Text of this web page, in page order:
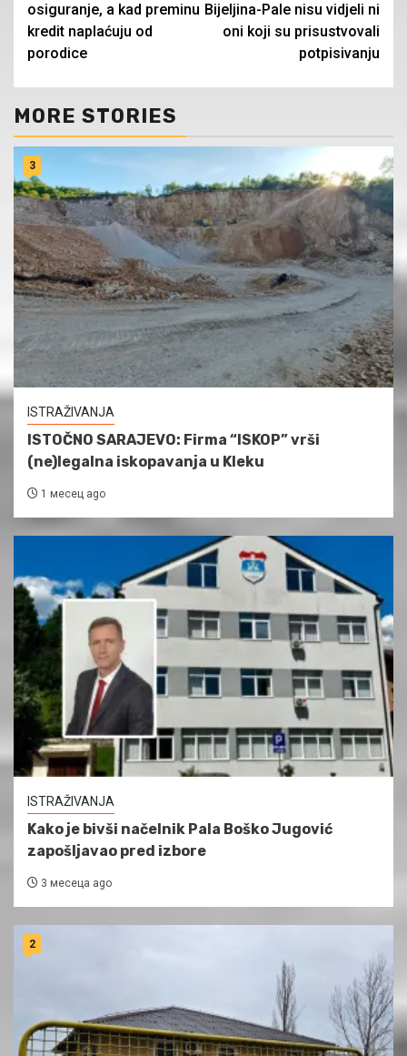
osiguranje, a kad preminu
kredit naplaćuju od
porodice
Bijeljina-Pale nisu vidjeli ni
oni koji su prisustvovali
potpisivanju
MORE STORIES
3
ISTRAŽIVANJA
ISTOČNO SARAJEVO: Firma “ISKOP” vrši
(ne)legalna iskopavanja u Kleku
1 месец ago
ISTRAŽIVANJA
Kako je bivši načelnik Pala Boško Jugović
zapošljavao pred izbore
3 месеца ago
2